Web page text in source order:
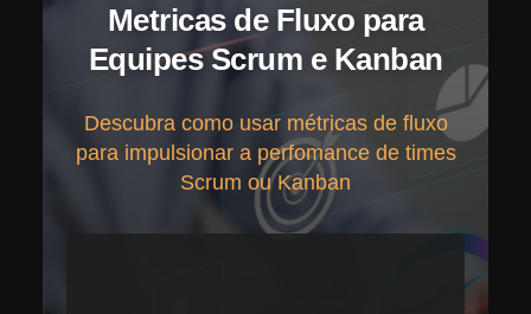
Metricas de Fluxo para
Equipes Scrum e Kanban
Descubra como usar métricas de fluxo
para impulsionar a perfomance de times
Scrum ou Kanban